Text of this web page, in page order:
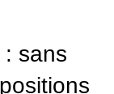
sans